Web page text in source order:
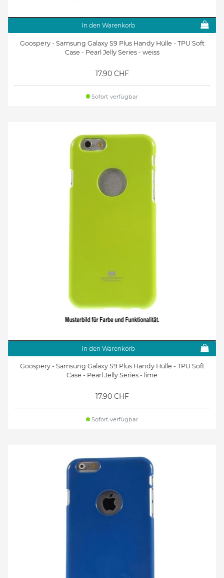
In den Warenkorb
Goospery - Samsung Galaxy S9 Plus Handy Hülle - TPU Soft
Case - Pearl Jelly Series - weiss
17.90 CHF
Sofort verfügbar
In den Warenkorb
Goospery - Samsung Galaxy S9 Plus Handy Hülle - TPU Soft
Case - Pearl Jelly Series - lime
17.90 CHF
Sofort verfügbar